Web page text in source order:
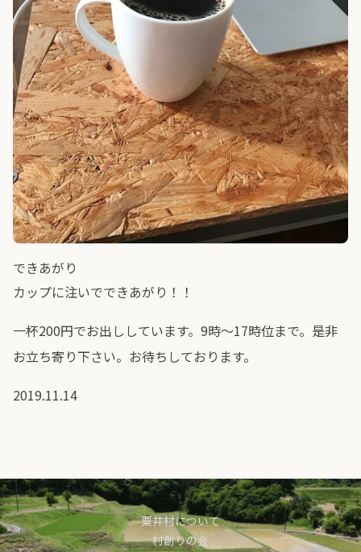
できあがり
カップに注いでできあがり！！
一杯200円でお出ししています。9時～17時位まで。是非
お立ち寄り下さい。お待ちしております。
2019.11.14
粟井村について
村創りの会